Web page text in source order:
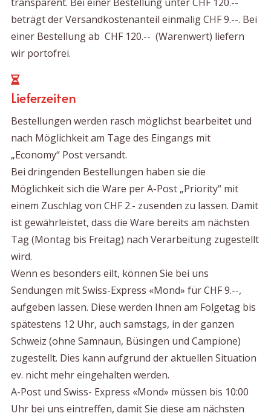
beträgt der Versandkostenanteil einmalig CHF 9.--. Bei
einer Bestellung ab CHF 120.-- (Warenwert) liefern
wir portofrei.
Lieferzeiten
Bestellungen werden rasch möglichst bearbeitet und
nach Möglichkeit am Tage des Eingangs mit
„Economy“ Post versandt.
Bei dringenden Bestellungen haben sie die
Möglichkeit sich die Ware per A-Post „Priority“ mit
einem Zuschlag von CHF 2.- zusenden zu lassen. Damit
ist gewährleistet, dass die Ware bereits am nächsten
Tag (Montag bis Freitag) nach Verarbeitung zugestellt
wird.
Wenn es besonders eilt, können Sie bei uns
Sendungen mit Swiss-Express «Mond» für CHF 9.--,
aufgeben lassen. Diese werden Ihnen am Folgetag bis
spätestens 12 Uhr, auch samstags, in der ganzen
Schweiz (ohne Samnaun, Büsingen und Campione)
zugestellt. Dies kann aufgrund der aktuellen Situation
ev. nicht mehr eingehalten werden.
A-Post und Swiss- Express «Mond» müssen bis 10:00
Uhr bei uns eintreffen, damit Sie diese am nächsten